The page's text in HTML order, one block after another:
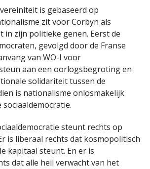
is gebaseerd op
zit voor Corbyn als
in zijn politieke genen. Eerst de
gevolgd door de Franse
van WO-I voor
aan een oorlogsbegroting en
solidariteit tussen de
is nationalisme onlosmakelijk
steunt rechts op
is liberaal rechts dat kosmopolitisch
kapitaal steunt. En er is
dat alle heil verwacht van het